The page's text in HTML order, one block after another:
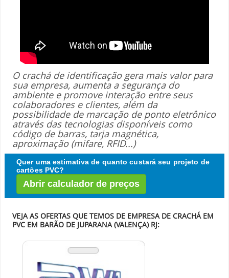
O crachá de identificação gera mais valor para
sua empresa, aumenta a segurança do
ambiente e promove interação entre seus
colaboradores e clientes, além da
possibilidade de marcação de ponto eletrônico
através das tecnologias disponíveis como
código de barras, tarja magnética,
aproximação (mifare, RFID...)
Quer uma estimativa de quanto custará seu projeto de
cartões PVC?
Abrir calculador de preços
VEJA AS OFERTAS QUE TEMOS DE EMPRESA DE CRACHÁ EM
PVC EM BARÃO DE JUPARANA (VALENÇA) RJ: